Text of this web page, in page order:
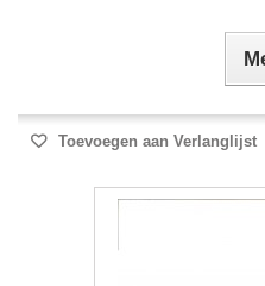
Toevoegen aan Verlanglijst